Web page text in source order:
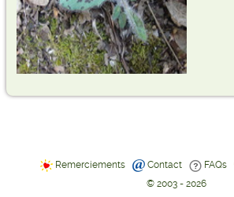
Remerciements Contact FAQs
© 2003 - 2026